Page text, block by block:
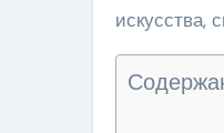
искусства,